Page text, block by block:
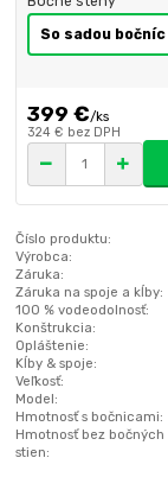
399 €/ks
324 € bez DPH
Číslo produktu:
Výrobca:
Záruka:
Záruka na spoje a kĺby:
100 % vodeodolnosť:
Konštrukcia:
Opláštenie:
Kĺby & spoje:
Veľkosť:
Model:
Hmotnosť s bočnicami:
Hmotnosť bez bočných
stien: